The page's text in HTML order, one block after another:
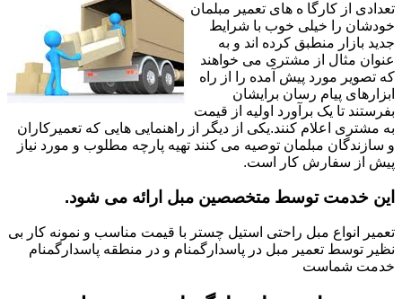
تعدادی از کارگا ه های تعمیر مبلمان
خودشان را خیلی خوب با شرایط
جدید بازار منطبق کرده اند و به
عنوان مثال از مشتری می خواهند
که تصویر مورد پیش آمده را از راه
ابزارهای پیام رسان برایشان
بفرستند تا یک برآورد اولیه از قیمت
به مشتری اعلام کنند.یکی از دیگر از راهنمایی هایی که تعمیرکاران
و سازندگان مبلمان توصیه می کنند تهیه پارچه مطلوب و مورد نیاز
پیش از سفارش کار است.
این خدمت توسط متخصصین مبل ارائه می شود.
تعمیر انواع مبل راحتی استیل چستر با قیمت مناسب و نمونه کار بی
نظیر توسط تعمیر مبل در پاسدارگمنام و در منطقه پاسدارگمنام
خدمت شماست